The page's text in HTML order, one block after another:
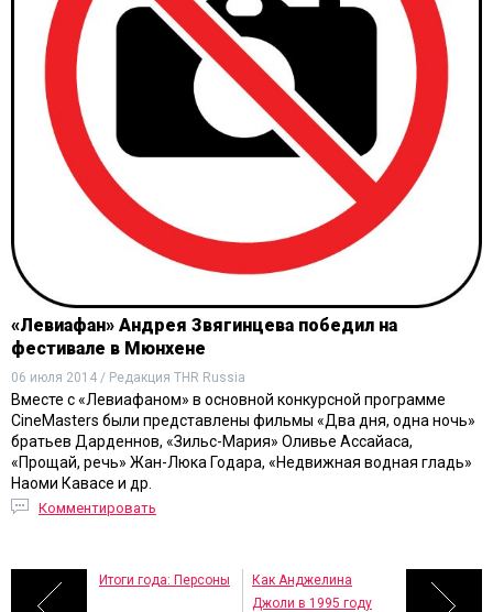
«Левиафан» Андрея Звягинцева победил на
фестивале в Мюнхене
06 июля 2014 / Редакция THR Russia
Вместе с «Левиафаном» в основной конкурсной программе
CineMasters были представлены фильмы «Два дня, одна ночь»
братьев Дарденнов, «Зильс-Мария» Оливье Ассайаса,
«Прощай, речь» Жан-Люка Годара, «Недвижная водная гладь»
Наоми Кавасе и др.
Комментировать
Итоги года: Персоны
Как Анджелина
Джоли в 1995 году